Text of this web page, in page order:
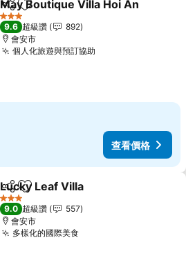
分享 加入我的最愛
May Boutique Villa Hoi An
3 星級
9.6 超級讚
892
會安市
個人化旅遊與預訂協助
查看價格
分享 加入我的最愛
Lucky Leaf Villa
3 星級
9.0 超級讚
557
會安市
多樣化的國際美食查看價格